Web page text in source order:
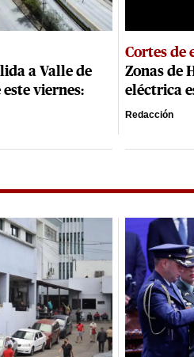
a Valle de
este viernes:
Cortes de
Zonas de
eléctrica
Redacción